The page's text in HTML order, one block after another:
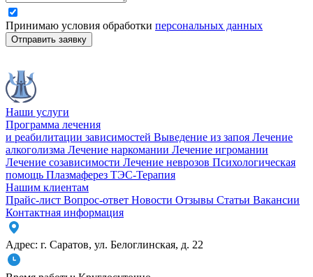
Принимаю условия обработки персональных данных
Отправить заявку
Наши услуги
Программа лечения
и реабилитации зависимостей Выведение из запоя Лечение
алкоголизма Лечение наркомании Лечение игромании
Лечение созависимости Лечение неврозов Психологическая
помощь Плазмаферез ТЭС-Терапия
Нашим клиентам
Прайс-лист Вопрос-ответ Новости Отзывы Статьи Вакансии
Контактная информация
Адрес: г. Саратов, ул. Белоглинская, д. 22